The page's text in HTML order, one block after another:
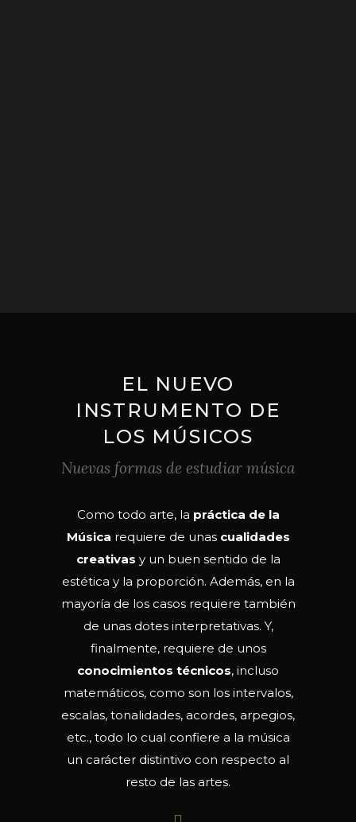
EL NUEVO
INSTRUMENTO DE
LOS MÚSICOS
Nuevas formas de estudiar música
Como todo arte, la práctica de la
Música requiere de unas cualidades
creativas y un buen sentido de la
estética y la proporción. Además, en la
mayoría de los casos requiere también
de unas dotes interpretativas. Y,
finalmente, requiere de unos
conocimientos técnicos, incluso
matemáticos, como son los intervalos,
escalas, tonalidades, acordes, arpegios,
etc., todo lo cual confiere a la música
un carácter distintivo con respecto al
resto de las artes.